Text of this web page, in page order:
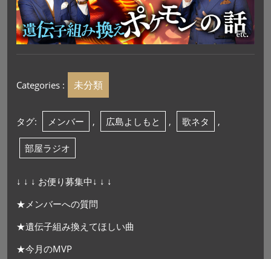
Categories : 未分類
タグ: メンバー , 広島よしもと , 歌ネタ ,
部屋ラジオ
↓ ↓ ↓ お便り募集中↓ ↓ ↓
★メンバーへの質問
★遺伝子組み換えてほしい曲
★今月のMVP